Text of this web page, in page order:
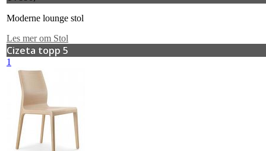
Moderne lounge stol
Les mer om Stol
Cizeta topp 5
1